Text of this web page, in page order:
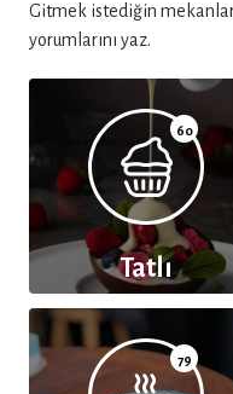
Gitmek istediğin
yorumlarını yaz.
60
Tatlı
79